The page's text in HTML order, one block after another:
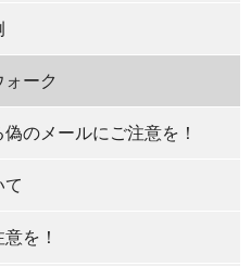
ーク
のメールにご注意を！
て
を！